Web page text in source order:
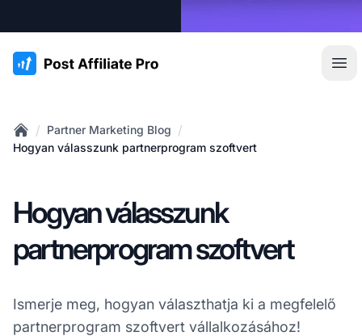
:site.title
Home
/ Partner Marketing Blog /
Hogyan válasszunk partnerprogram szoftvert
Hogyan válasszunk
partnerprogram szoftvert
Ismerje meg, hogyan választhatja ki a megfelelő
partnerprogram szoftvert vállalkozásához!